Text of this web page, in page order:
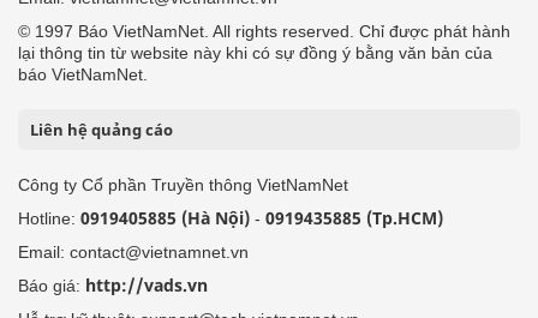
Tuyến bài Sự kiện
Cơ quan chủ quản: Bộ Dân tộc và Tôn giáo
Tổng biên tập: Nguyễn Văn Bá
Liên hệ tòa soạn
Địa chỉ: Tầng 18, Toà nhà Cục Viễn thông (VNTA), 68 Dương